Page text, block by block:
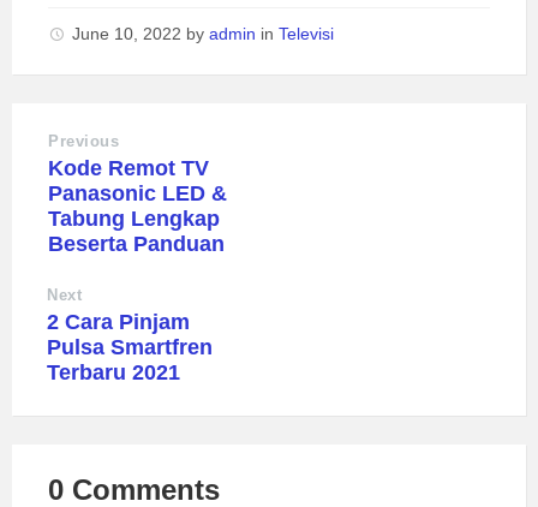
June 10, 2022 by admin in Televisi
Previous
Kode Remot TV
Panasonic LED &
Tabung Lengkap
Beserta Panduan
Next
2 Cara Pinjam
Pulsa Smartfren
Terbaru 2021
0 Comments